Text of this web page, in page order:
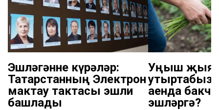
Эшләгәнне күрәләр:
Татарстанның Электрон
мактау тактасы эшли
башлады
Уңыш
утыртабыз:
аенда
эшләргә?